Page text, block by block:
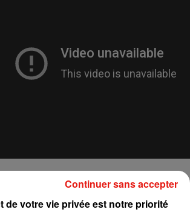
Tacle du Président ou excès de
de votre vie privée est notre priorité
Continuer sans accepter